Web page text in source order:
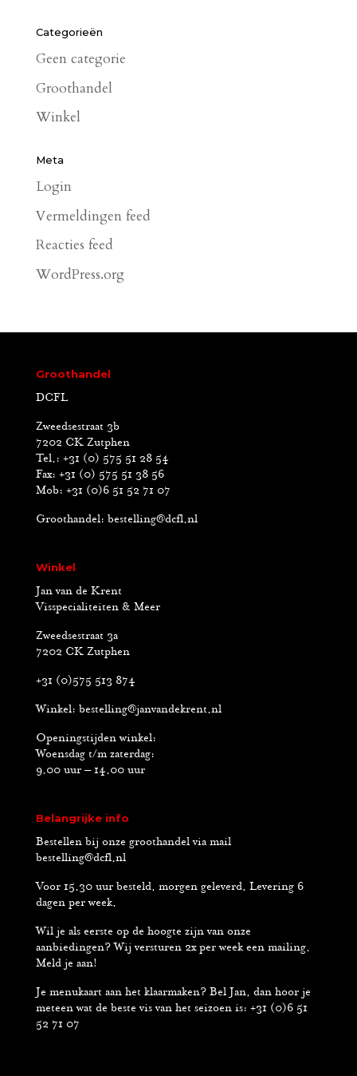
Categorieën
Geen categorie
Groothandel
Winkel
Meta
Login
Vermeldingen feed
Reacties feed
WordPress.org
Groothandel
DCFL
Zweedsestraat 3b
7202 CK Zutphen
Tel.: +31 (0) 575 51 28 54
Fax: +31 (0) 575 51 38 56
Mob: +31 (0)6 51 52 71 07
Groothandel: bestelling@dcfl.nl
Winkel
Jan van de Krent
Visspecialiteiten & Meer
Zweedsestraat 3a
7202 CK Zutphen
+31 (0)575 513 874
Winkel: bestelling@janvandekrent.nl
Openingstijden winkel:
Woensdag t/m zaterdag:
9.00 uur – 14.00 uur
Belangrijke info
Bestellen bij onze groothandel via mail
bestelling@dcfl.nl
Voor 15.30 uur besteld, morgen geleverd. Levering 6
dagen per week.
Wil je als eerste op de hoogte zijn van onze
aanbiedingen? Wij versturen 2x per week een mailing.
Meld je aan!
Je menukaart aan het klaarmaken? Bel Jan, dan hoor je
meteen wat de beste vis van het seizoen is: +31 (0)6 51
52 71 07